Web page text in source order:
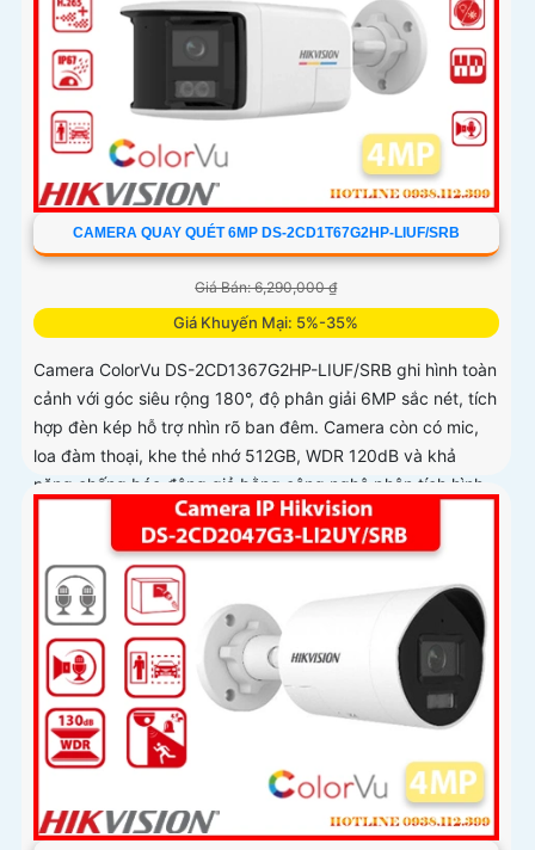
CAMERA QUAY QUÉT 6MP DS-2CD1T67G2HP-LIUF/SRB
Giá Bán: 6,290,000 ₫
Giá Khuyến Mại: 5%-35%
Camera ColorVu DS-2CD1367G2HP-LIUF/SRB ghi hình toàn
cảnh với góc siêu rộng 180°, độ phân giải 6MP sắc nét, tích
hợp đèn kép hỗ trợ nhìn rõ ban đêm. Camera còn có mic,
loa đàm thoại, khe thẻ nhớ 512GB, WDR 120dB và khả
năng chống báo động giả bằng công nghệ phân tích hình